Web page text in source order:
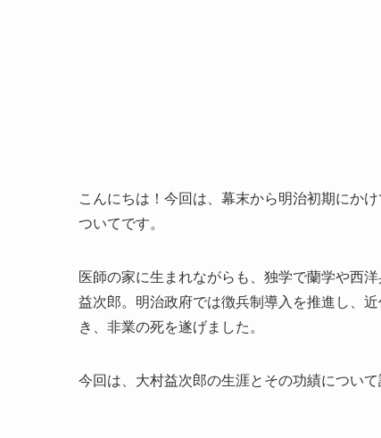
こんにちは！今回は、幕末から明治初期にか
ついてです。
医師の家に生まれながらも、独学で蘭学や西
益次郎。明治政府では徴兵制導入を推進し、
き、非業の死を遂げました。
今回は、大村益次郎の生涯とその功績について